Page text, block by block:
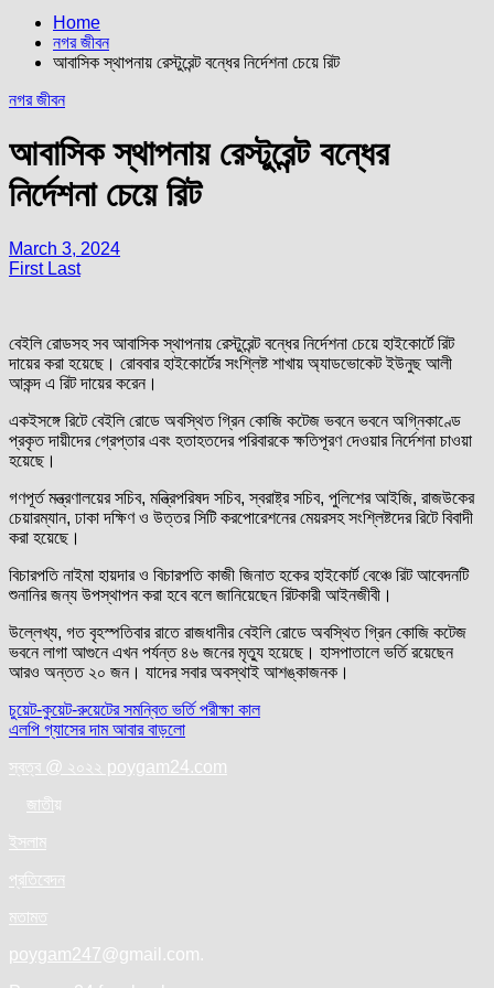
Home
নগর জীবন
আবাসিক স্থাপনায় রেস্টুরেন্ট বন্ধের নির্দেশনা চেয়ে রিট
নগর জীবন
আবাসিক স্থাপনায় রেস্টুরেন্ট বন্ধের
নির্দেশনা চেয়ে রিট
March 3, 2024
First Last
বেইলি রোডসহ সব আবাসিক স্থাপনায় রেস্টুরেন্ট বন্ধের নির্দেশনা চেয়ে হাইকোর্টে রিট
দায়ের করা হয়েছে। রোববার হাইকোর্টের সংশ্লিষ্ট শাখায় অ্যাডভোকেট ইউনুছ আলী
আকন্দ এ রিট দায়ের করেন।
একইসঙ্গে রিটে বেইলি রোডে অবস্থিত গ্রিন কোজি কটেজ ভবনে ভবনে অগ্নিকাণ্ডে
প্রকৃত দায়ীদের গ্রেপ্তার এবং হতাহতদের পরিবারকে ক্ষতিপূরণ দেওয়ার নির্দেশনা চাওয়া
হয়েছে।
গণপূর্ত মন্ত্রণালয়ের সচিব, মন্ত্রিপরিষদ সচিব, স্বরাষ্ট্র সচিব, পুলিশের আইজি, রাজউকের
চেয়ারম্যান, ঢাকা দক্ষিণ ও উত্তর সিটি করপোরেশনের মেয়রসহ সংশ্লিষ্টদের রিটে বিবাদী
করা হয়েছে।
বিচারপতি নাইমা হায়দার ও বিচারপতি কাজী জিনাত হকের হাইকোর্ট বেঞ্চে রিট আবেদনটি
শুনানির জন্য উপস্থাপন করা হবে বলে জানিয়েছেন রিটকারী আইনজীবী।
উল্লেখ্য, গত বৃহস্পতিবার রাতে রাজধানীর বেইলি রোডে অবস্থিত গ্রিন কোজি কটেজ
ভবনে লাগা আগুনে এখন পর্যন্ত ৪৬ জনের মৃত্যু হয়েছে। হাসপাতালে ভর্তি রয়েছেন
আরও অন্তত ২০ জন। যাদের সবার অবস্থাই আশঙ্কাজনক।
Post
navigation
চুয়েট-কুয়েট-রুয়েটের সমন্বিত ভর্তি পরীক্ষা কাল
এলপি গ্যাসের দাম আবার বাড়লো
স্বত্ব @ ২০২২ poygam24.com
জাতীয়
ইসলাম
প্রতিবেদন
মতামত
poygam247@gmail.com.